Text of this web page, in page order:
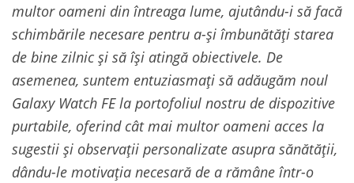
multor oameni din întreaga lume, ajutându-i să facă
schimbările necesare pentru a-și îmbunătăți starea
de bine zilnic și să își atingă obiectivele. De
asemenea, suntem entuziasmați să adăugăm noul
Galaxy Watch FE la portofoliul nostru de dispozitive
purtabile, oferind cât mai multor oameni acces la
sugestii și observații personalizate asupra sănătății,
dându-le motivația necesară de a rămâne într-o